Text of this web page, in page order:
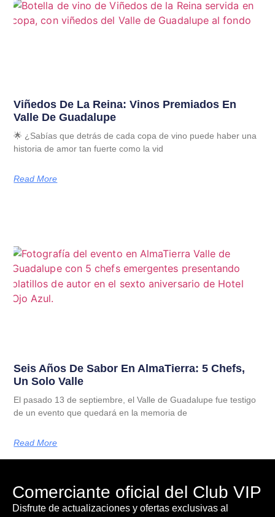
Viñedos De La Reina: Vinos Premiados En
Valle De Guadalupe
🌟 ¿Sabías que detrás de cada copa de vino puede haber una
historia de amor tan fuerte como la vid
Read More
Seis Años De Sabor En AlmaTierra: 5 Chefs,
Un Solo Valle
El pasado 13 de septiembre, el Valle de Guadalupe fue testigo
de un evento que quedará en la memoria de
Read More
Comerciante oficial del Club VIP
Disfrute de actualizaciones y ofertas exclusivas al